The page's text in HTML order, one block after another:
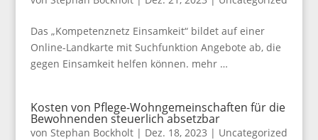
Das „Kompetenznetz Einsamkeit“ bildet auf einer
Online-Landkarte mit Suchfunktion Angebote ab, die
gegen Einsamkeit helfen können. mehr …
Kosten von Pflege-Wohngemeinschaften für die
Bewohnenden steuerlich absetzbar
von Stephan Bockholt| Dez. 18, 2023 | Uncategorized